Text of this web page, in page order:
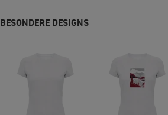
BESONDERE DESIGNS